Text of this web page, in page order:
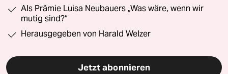
Als Prämie Luisa Neubauers „Was wäre, wenn wir
mutig sind?“
Herausgegeben von Harald Welzer
Jetzt abonnieren